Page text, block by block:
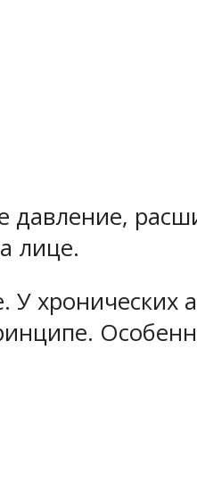
давление,
лице.
хронических